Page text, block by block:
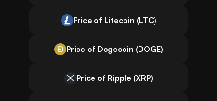
Price of Litecoin (LTC)
Price of Dogecoin (DOGE)
Price of Ripple (XRP)